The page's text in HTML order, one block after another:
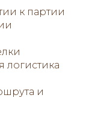
к партии
логистика
и